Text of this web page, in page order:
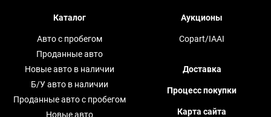
Каталог
Авто с пробегом
Проданные авто
Новые авто в наличии
Б/У авто в наличии
Проданные авто с пробегом
Новые авто
Аукционы
Copart/IAAI
Доставка
Процесс покупки
Карта сайта